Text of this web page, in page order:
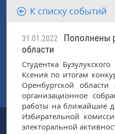
К списку событий
31.01.2022
Пополнены
области
Студентка
Ксения по итогам
Оренбургской
организационное
работы на ближайшие
Избирательной
электоральной